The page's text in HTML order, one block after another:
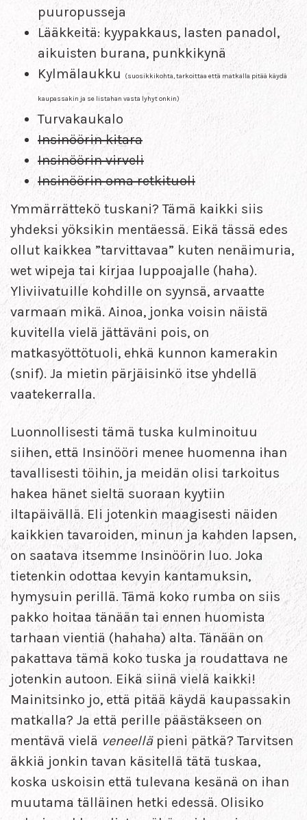
puuropusseja
Lääkkeitä: kyypakkaus, lasten panadol,
aikuisten burana, punkkikynä
Kylmälaukku
(suosikkikohta, tarkoittaa että matkalla pitää käydä
kaupassakin ja se listahan vasta lyhyt onkin)
Turvakaukalo
Insinöörin kitara
Insinöörin virveli
Insinöörin oma retkituoli
Ymmärrättekö tuskani? Tämä kaikki siis
yhdeksi yöksikin mentäessä. Eikä tässä edes
ollut kaikkea ”tarvittavaa” kuten nenäimuria,
wet wipeja tai kirjaa luppoajalle (haha).
Yliviivatuille kohdille on syynsä, arvaatte
varmaan mikä. Ainoa, jonka voisin näistä
kuvitella vielä jättäväni pois, on
matkasyöttötuoli, ehkä kunnon kamerakin
(snif). Ja mietin pärjäisinkö itse yhdellä
vaatekerralla.
Luonnollisesti tämä tuska kulminoituu
siihen, että Insinööri menee huomenna ihan
tavallisesti töihin, ja meidän olisi tarkoitus
hakea hänet sieltä suoraan kyytiin
iltapäivällä. Eli jotenkin maagisesti näiden
kaikkien tavaroiden, minun ja kahden lapsen,
on saatava itsemme Insinöörin luo. Joka
tietenkin odottaa kevyin kantamuksin,
hymysuin perillä. Tämä koko rumba on siis
pakko hoitaa tänään tai ennen huomista
tarhaan vientiä (hahaha) alta. Tänään on
pakattava tämä koko tuska ja roudattava ne
jotenkin autoon. Eikä siinä vielä kaikki!
Mainitsinko jo, että pitää käydä kaupassakin
matkalla? Ja että perille päästäkseen on
mentävä vielä veneelläpieni pätkä? Tarvitsen
äkkiä jonkin tavan käsitellä tätä tuskaa,
koska uskoisin että tulevana kesänä on ihan
muutama tälläinen hetki edessä. Olisiko